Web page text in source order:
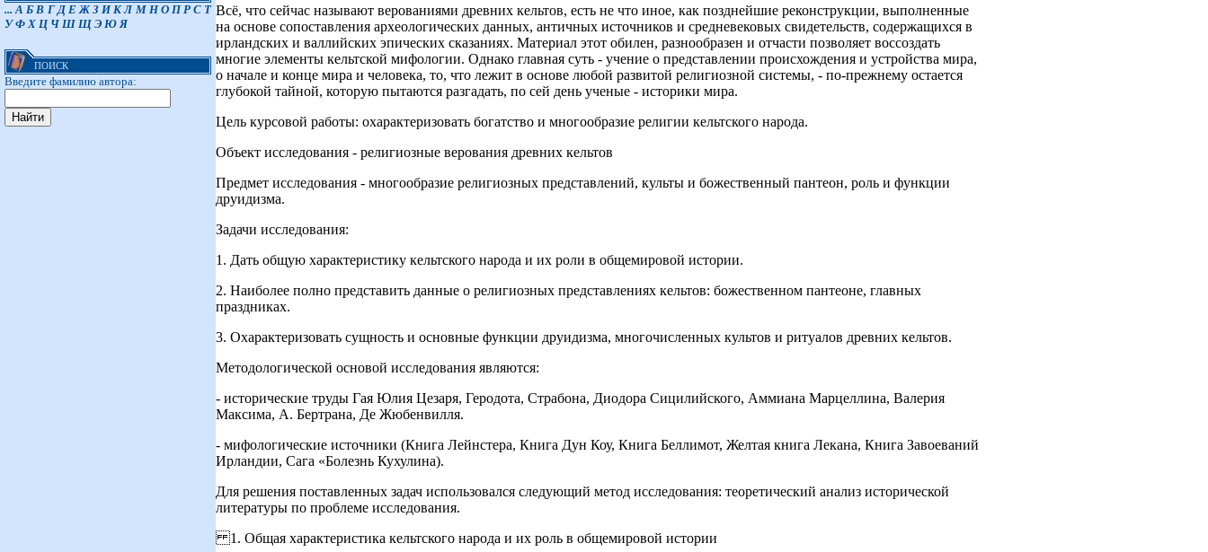
... А Б В Г Д Е Ж З И К Л М Н О П Р С Т
У Ф Х Ц Ч Ш Щ Э Ю Я
ПОИСК
Введите фамилию автора:
Всё, что сейчас называют верованиями древних кельтов, есть не что иное, как позднейшие реконструкции, выполненные
на основе сопоставления археологических данных, античных источников и средневековых свидетельств, содержащихся в
ирландских и валлийских эпических сказаниях. Материал этот обилен, разнообразен и отчасти позволяет воссоздать
многие элементы кельтской мифологии. Однако главная суть - учение о представлении происхождения и устройства мира,
о начале и конце мира и человека, то, что лежит в основе любой развитой религиозной системы, - по-прежнему остается
глубокой тайной, которую пытаются разгадать, по сей день ученые - историки мира.
Цель курсовой работы: охарактеризовать богатство и многообразие религии кельтского народа.
Объект исследования - религиозные верования древних кельтов
Предмет исследования - многообразие религиозных представлений, культы и божественный пантеон, роль и функции
друидизма.
Задачи исследования:
1. Дать общую характеристику кельтского народа и их роли в общемировой истории.
2. Наиболее полно представить данные о религиозных представлениях кельтов: божественном пантеоне, главных
праздниках.
3. Охарактеризовать сущность и основные функции друидизма, многочисленных культов и ритуалов древних кельтов.
Методологической основой исследования являются:
- исторические труды Гая Юлия Цезаря, Геродота, Страбона, Диодора Сицилийского, Аммиана Марцеллина, Валерия
Максима, А. Бертрана, Де Жюбенвилля.
- мифологические источники (Книга Лейнстера, Книга Дун Коу, Книга Беллимот, Желтая книга Лекана, Книга Завоеваний
Ирландии, Сага «Болезнь Кухулина).
Для решения поставленных задач использовался следующий метод исследования: теоретический анализ исторической
литературы по проблеме исследования.
1. Общая характеристика кельтского народа и их роль в общемировой истории